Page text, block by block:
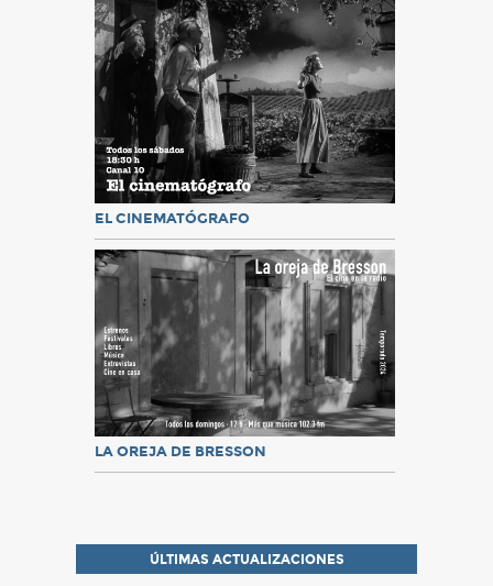
EL CINEMATÓGRAFO
LA OREJA DE BRESSON
ÚLTIMAS ACTUALIZACIONES